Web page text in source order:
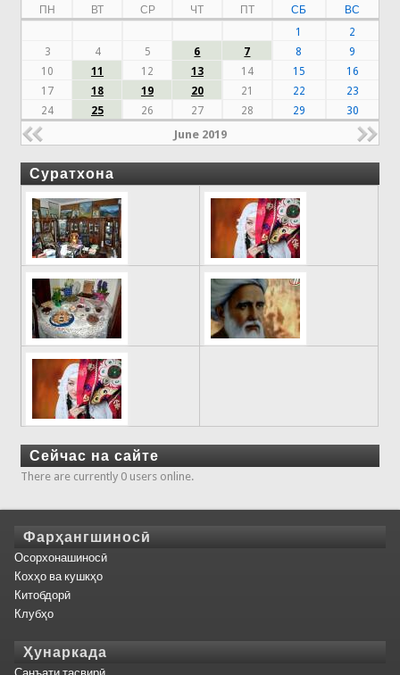
ПН ВТ СР ЧТ ПТ СБ
ВС
1
2
3
4 5 6 7 8
9
10
11 12 13 14 15
16
17
18 19 20 21 22
23
24
25 26 27 28 29 30
June 2019
Суратхона
Сейчас на сайте
There are currently 0 users online.
Фарҳангшиносӣ
Осорхонашиносӣ
Кохҳо ва кушкҳо
Китобдорӣ
Клубҳо
Ҳунаркада